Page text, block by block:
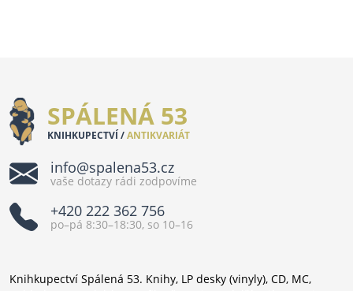
SPÁLENÁ 53
KNIHKUPECTVÍ /ANTIKVARIÁT
info@spalena53.cz
vaše dotazy rádi zodpovíme
+420 222 362 756
po–pá 8:30–18:30, so 10–16
Knihkupectví Spálená 53. Knihy, LP desky (vinyly), CD, MC,